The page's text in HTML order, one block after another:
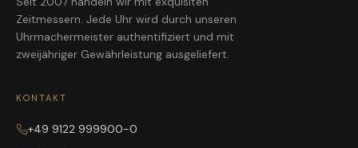
Zeitmessern. Jede Uhr wird durch unseren
Uhrmachermeister authentifiziert und mit
zweijähriger Gewährleistung ausgeliefert.
KONTAKT
+49 9122 999900-0